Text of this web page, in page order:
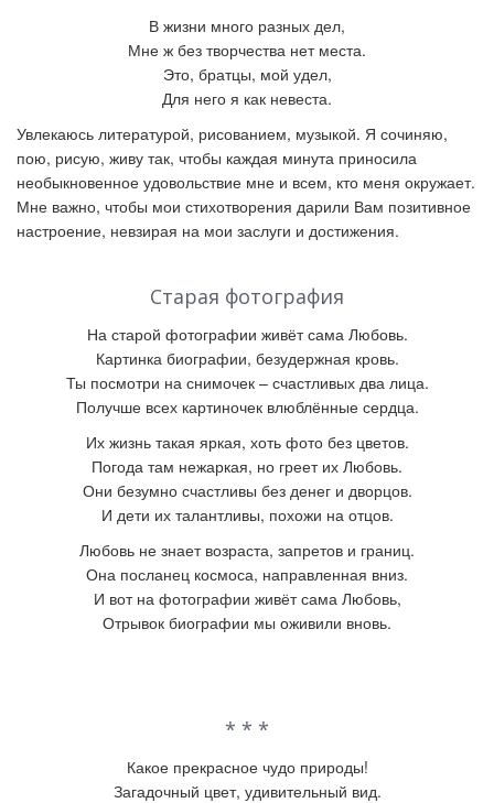
В жизни много разных дел,
Мне ж без творчества нет места.
Это, братцы, мой удел,
Для него я как невеста.
Увлекаюсь литературой, рисованием, музыкой. Я сочиняю,
пою, рисую, живу так, чтобы каждая минута приносила
необыкновенное удовольствие мне и всем, кто меня окружает.
Мне важно, чтобы мои стихотворения дарили Вам позитивное
настроение, невзирая на мои заслуги и достижения.
Старая фотография
На старой фотографии живёт сама Любовь.
Картинка биографии, безудержная кровь.
Ты посмотри на снимочек – счастливых два лица.
Получше всех картиночек влюблённые сердца.
Их жизнь такая яркая, хоть фото без цветов.
Погода там нежаркая, но греет их Любовь.
Они безумно счастливы без денег и дворцов.
И дети их талантливы, похожи на отцов.
Любовь не знает возраста, запретов и границ.
Она посланец космоса, направленная вниз.
И вот на фотографии живёт сама Любовь,
Отрывок биографии мы оживили вновь.
* * *
Какое прекрасное чудо природы!
Загадочный цвет, удивительный вид.